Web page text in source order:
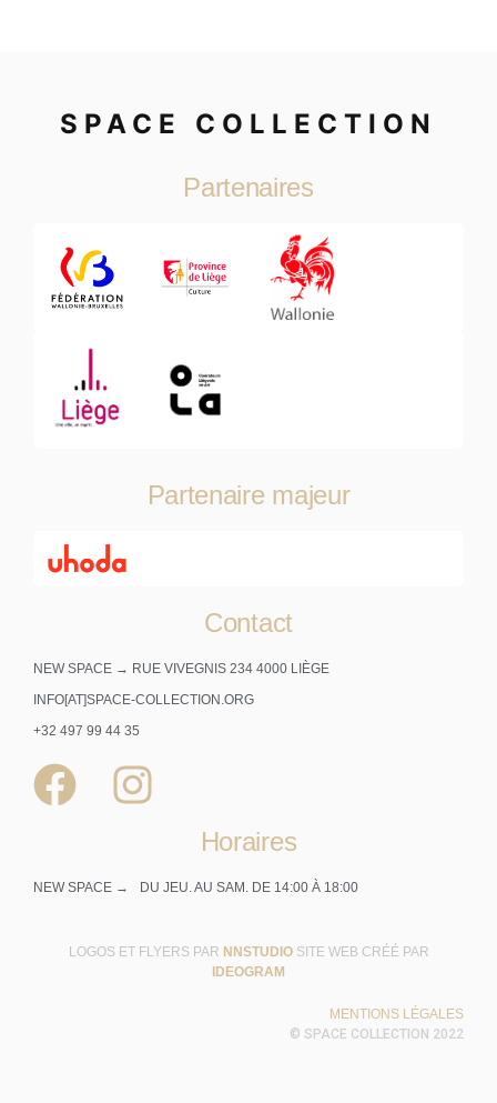
SPACE COLLECTION
Partenaires
Partenaire majeur
Contact
NEW SPACE → RUE VIVEGNIS 234 4000 LIÈGE
INFO[AT]SPACE-COLLECTION.ORG
+32 497 99 44 35
Horaires
NEW SPACE → DU JEU. AU SAM. DE 14:00 À 18:00
LOGOS ET FLYERS PAR NNSTUDIO SITE WEB CRÉÉ PAR
IDEOGRAM
MENTIONS LÉGALES
© SPACE COLLECTION 2022